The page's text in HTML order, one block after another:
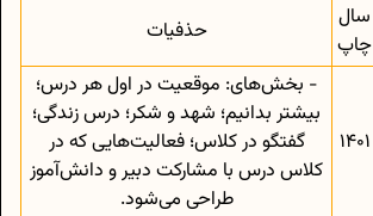
سال
چاپ
حذفیات
1401
- بخش‌های: موقعیت در اول هر درس؛
بیشتر بدانیم؛ شهد و شکر؛ درس زندگی؛
گفتگو در کلاس؛ فعالیت‌هایی که در
کلاس درس با مشارکت دبیر و دانش‌آموز
طراحی می‌شود.